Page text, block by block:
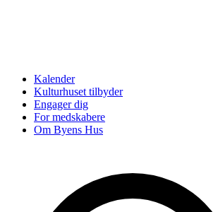
Kalender
Kulturhuset tilbyder
Engager dig
For medskabere
Om Byens Hus